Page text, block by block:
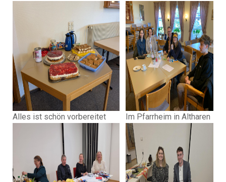
Alles ist schön vorbereitet Im Pfarrheim in Altharen